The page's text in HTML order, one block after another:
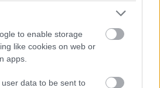
to enable storage
like cookies on web or
apps.
data to be sent to
arkistointi